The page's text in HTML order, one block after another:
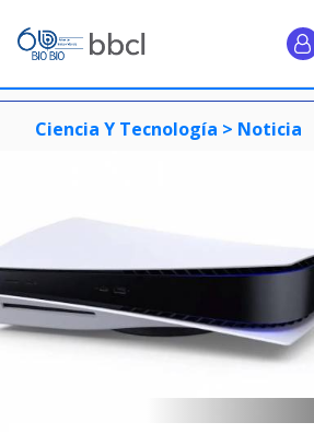
Ciencia Y Tecnología > Noticia